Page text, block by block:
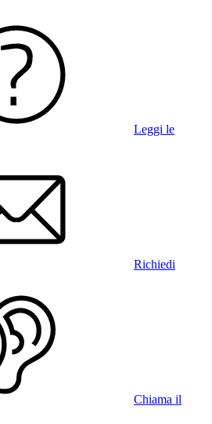
Leggi le
Richiedi
Chiama il